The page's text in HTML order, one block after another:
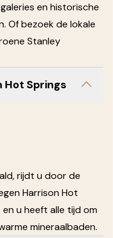
en historische
Of bezoek de lokale
Stanley
Hot Springs
rijdt u door de
Harrison Hot
u heeft alle tijd om
mineraalbaden.